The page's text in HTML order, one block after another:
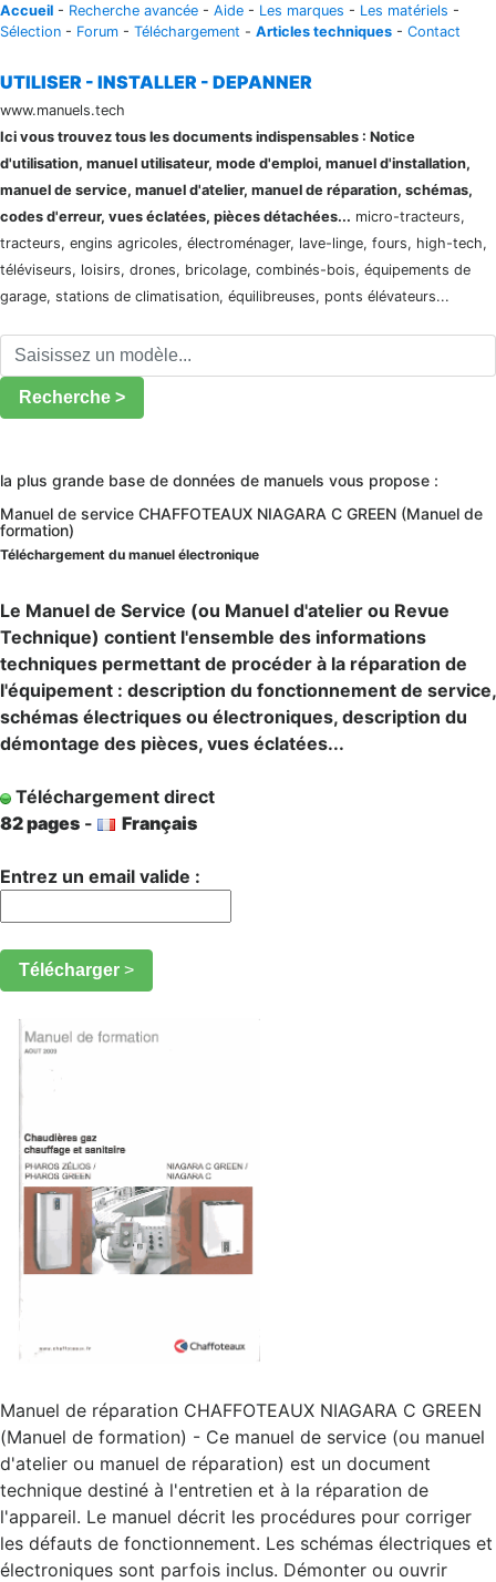
Accueil - Recherche avancée - Aide - Les marques - Les matériels -
Sélection - Forum - Téléchargement - Articles techniques - Contact
UTILISER - INSTALLER - DEPANNER
www.manuels.tech
Ici vous trouvez tous les documents indispensables : Notice
d'utilisation, manuel utilisateur, mode d'emploi, manuel d'installation,
manuel de service, manuel d'atelier, manuel de réparation, schémas,
codes d'erreur, vues éclatées, pièces détachées... micro-tracteurs,
tracteurs, engins agricoles, électroménager, lave-linge, fours, high-tech,
téléviseurs, loisirs, drones, bricolage, combinés-bois, équipements de
garage, stations de climatisation, équilibreuses, ponts élévateurs...
Recherche >
la plus grande base de données de manuels vous propose :
Manuel de service CHAFFOTEAUX NIAGARA C GREEN (Manuel de
formation)
Téléchargement du manuel électronique
Le Manuel de Service (ou Manuel d'atelier ou Revue
Technique) contient l'ensemble des informations
techniques permettant de procéder à la réparation de
l'équipement : description du fonctionnement de service,
schémas électriques ou électroniques, description du
démontage des pièces, vues éclatées...
Téléchargement direct
82 pages - Français
Entrez un email valide :
Télécharger >
Manuel de réparation CHAFFOTEAUX NIAGARA C GREEN
(Manuel de formation) - Ce manuel de service (ou manuel
d'atelier ou manuel de réparation) est un document
technique destiné à l'entretien et à la réparation de
l'appareil. Le manuel décrit les procédures pour corriger
les défauts de fonctionnement. Les schémas électriques et
électroniques sont parfois inclus. Démonter ou ouvrir